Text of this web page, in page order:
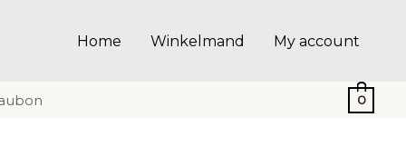
Home Winkelmand My account
0